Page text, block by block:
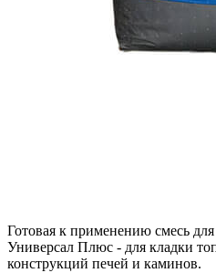
Готовая к применению смесь
Универсал Плюс - для кладки
конструкций печей и каминов.